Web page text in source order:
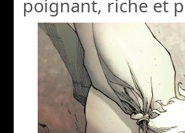
poignant, riche et